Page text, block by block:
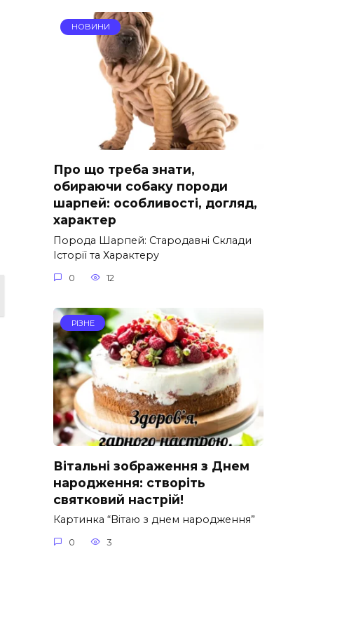
НОВИНИ
Про що треба знати,
обираючи собаку породи
шарпей: особливості, догляд,
характер
Порода Шарпей: Стародавні Склади
Історії та Характеру
0 12
РІЗНЕ
Вітальні зображення з Днем
народження: створіть
святковий настрій!
Картинка “Вітаю з днем народження”
0 3